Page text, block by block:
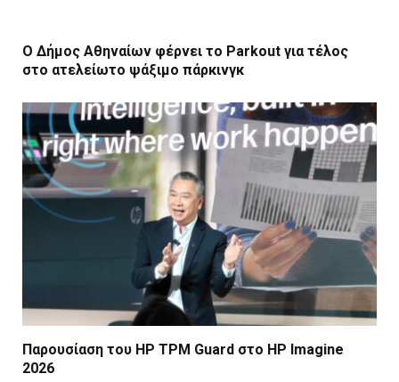
Ο Δήμος Αθηναίων φέρνει το Parkout για τέλος
στο ατελείωτο ψάξιμο πάρκινγκ
Παρουσίαση του HP TPM Guard στο HP Imagine
2026